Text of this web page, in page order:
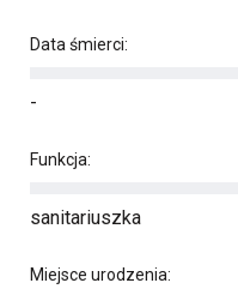
Data śmierci:
-
Funkcja:
sanitariuszka
Miejsce urodzenia: